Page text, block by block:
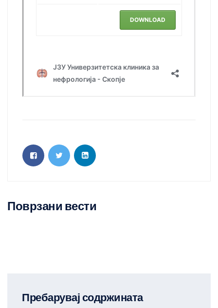
Поврзани вести
Пребарувај содржината